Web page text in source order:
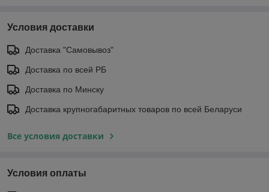
Условия доставки
Доставка "Самовывоз"
Доставка по всей РБ
Доставка по Минску
Доставка крупногабаритных товаров по всей Беларуси
Все условия доставки
Условия оплаты